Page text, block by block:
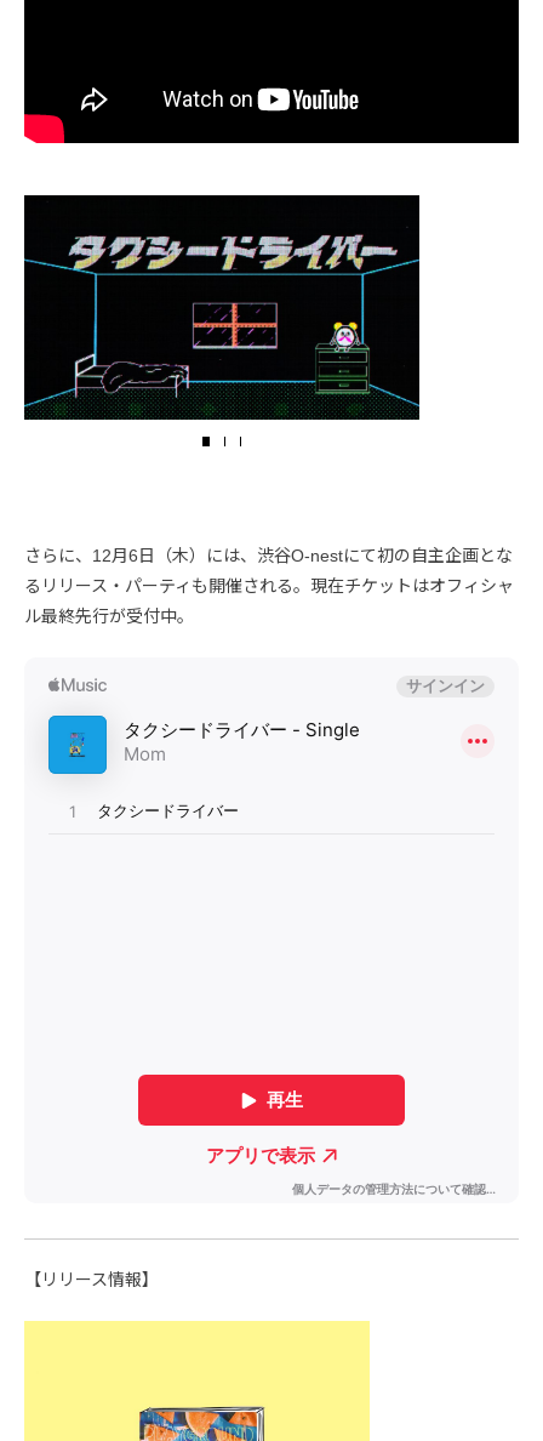
さらに、12月6日（木）には、渋谷O-nestにて初の自主企画とな
るリリース・パーティも開催される。現在チケットはオフィシャ
ル最終先行が受付中。
【リリース情報】